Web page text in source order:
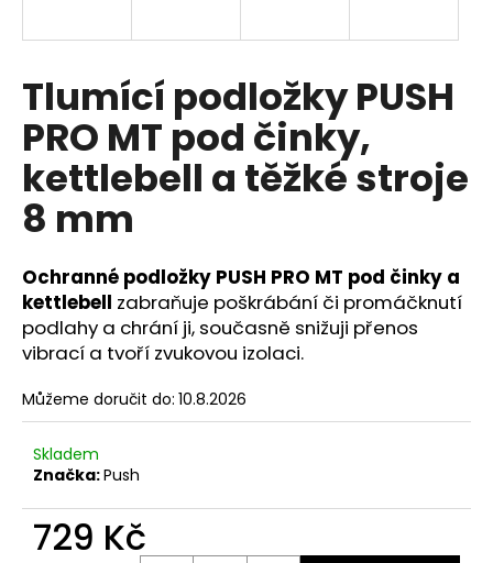
Tlumící podložky PUSH
PRO MT pod činky,
kettlebell a těžké stroje
8 mm
Ochranné podložky PUSH PRO MT pod činky a
kettlebell zabraňuje poškrábání či promáčknutí
podlahy a chrání ji, současně snižuji přenos
vibrací a tvoří zvukovou izolaci.
Můžeme doručit do: 10.8.2026
Skladem
Značka:Push
729 Kč
í
t
?
D
p
o
u
u